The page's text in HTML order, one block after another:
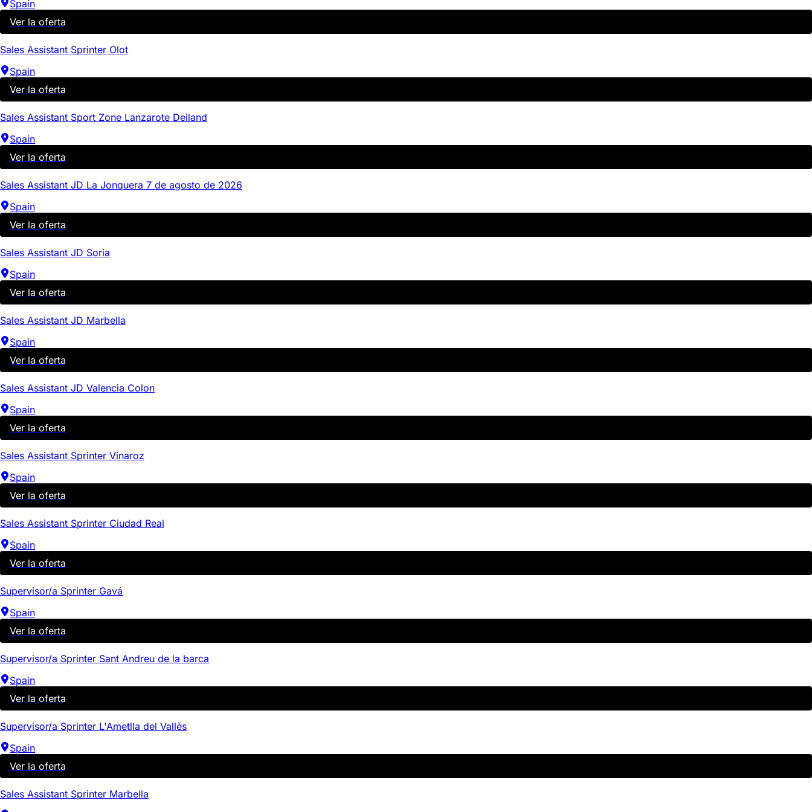
Spain
Ver la oferta
Sales Assistant Sprinter Olot
Spain
Ver la oferta
Sales Assistant Sport Zone Lanzarote Deiland
Spain
Ver la oferta
Sales Assistant JD La Jonquera 7 de agosto de 2026
Spain
Ver la oferta
Sales Assistant JD Soria
Spain
Ver la oferta
Sales Assistant JD Marbella
Spain
Ver la oferta
Sales Assistant JD Valencia Colon
Spain
Ver la oferta
Sales Assistant Sprinter Vinaroz
Spain
Ver la oferta
Sales Assistant Sprinter Ciudad Real
Spain
Ver la oferta
Supervisor/a Sprinter Gavá
Spain
Ver la oferta
Supervisor/a Sprinter Sant Andreu de la barca
Spain
Ver la oferta
Supervisor/a Sprinter L'Ametlla del Vallès
Spain
Ver la oferta
Sales Assistant Sprinter Marbella